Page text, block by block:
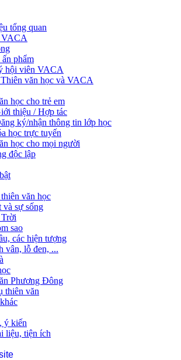
tổng quan
ấn phẩm
hội viên VACA
văn học và VACA
học cho trẻ em
thiệu / Hợp tác
ký/nhận thông tin lớp học
học trực tuyến
học cho mọi người
độc lập
văn học
sự sống
sao
các hiện tượng
vân, lỗ đen, ...
Phương Đông
thiên văn
ý kiến
liệu, tiện ích